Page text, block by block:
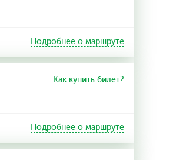
Подробнее о маршруте
Как купить билет?
Подробнее о маршруте